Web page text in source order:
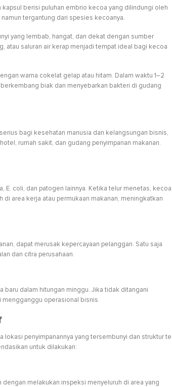
kapsul berisi puluhan embrio kecoa yang dilindungi oleh
tergantung dari spesies kecoanya.
yang lembab, hangat, dan dekat dengan sumber
atau saluran air kerap menjadi tempat ideal bagi kecoa
warna cokelat gelap atau hitam. Dalam waktu 1–2
biak dan menyebarkan bakteri di gudang
bagi kesehatan manusia dan kelangsungan bisnis,
rumah sakit, dan gudang penyimpanan makanan.
coli, dan patogen lainnya. Ketika telur menetas, kecoa
area kerja atau permukaan makanan, meningkatkan
dapat merusak kepercayaan pelanggan. Satu saja
dan citra perusahaan.
dalam hitungan minggu. Jika tidak ditangani
operasional bisnis.
penyimpanannya yang tersembunyi dan struktur
untuk dilakukan:
melakukan inspeksi menyeluruh di area yang